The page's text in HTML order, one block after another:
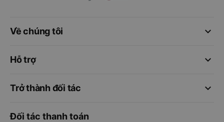
keyboard_arrow_down
Về chúng tôi
keyboard_arrow_down
Hỗ trợ
keyboard_arrow_down
Trở thành đối tác
Đối tác thanh toán